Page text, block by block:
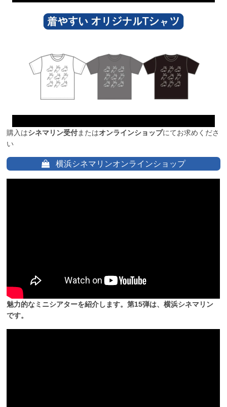
購入はシネマリン受付またはオンラインショップにてお求めくださ
い
横浜シネマリンオンラインショップ
魅力的なミニシアターを紹介します。第15弾は、横浜シネマリン
です。